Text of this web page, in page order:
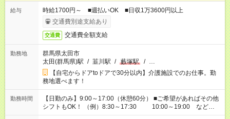
給与
時給1700円～ ■週払いOK ■日収1万3600円以上
交通費別途支給あり
交通費 交通費全額支給
勤務地
群馬県太田市
太田(群馬県)駅 / 韮川駅 / 藪塚駅 / …
【自宅からドアtoドアで30分以内】介護施設でのお仕事。勤
務地選べます！
勤務時間
【日勤のみ】9:00～17:00（休憩60分） ■ご希望があればその他
シフトもOK！ （例）8:30～17:30 10:00～19:00 など
「家族とお休みを合わせたい」 「できれば残業はしたくない」